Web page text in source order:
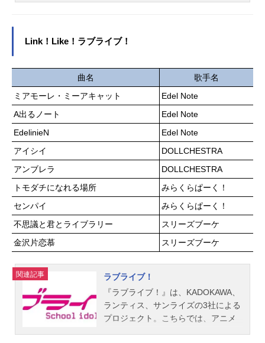
リリィ：橘めい野々山流＆ましゅー
風花青園せな：廣原ふうミーター：
士：橘龍丸神立矢須王：杉田智和
野々山桂一：笠間淳野々山汐：大原
めぐみ日の浦茉莉：遠藤綾バーナー
ドけんと：水島裕綿屋凛：大橋彩香
オリンズ：広瀬裕也ピヨピヨン・ポ
のイラストレーター“海月ヨル”歌で見
支えたい謎の作曲家“木村ちゃん”世界
から少しだけはみ出した少女たちは
匿名アーティスト“JELEE”を結成す
る。自分じゃない“私たち”なら——輝
けるかもしれない。作品名夜のクラ
ゲは泳げない放送形態TVアニメスケ
ジュール2024年4月6日（土）～2024
年6月22日（土）TOKYOMX・AT-X
ほか話数全12話キャスト光月まひ
る：伊藤美来山ノ内花音：高橋李依
渡瀬キウイ：富田美憂高梨・キム・
アヌーク・めい：島袋美由利みー
子：上坂すみれ瀬藤メロ：岡咲美保
柳桃子：首藤志奈鈴村あかり：天城
佳亜璃恵瑠：東山奈央小春：瀬戸麻
椎名へきるスタッフ原作：JELEE監
督：竹下良平シリーズ構成・脚本：
屋久ユウキキャラクター原案：popm
an3580キャラクターデザイン：谷口
Link！Like！ラブライブ！
曲名
歌手名
ミアモーレ・ミーアキャット
Edel Note
A出るノート
Edel Note
EdelinieN
Edel Note
アイシイ
DOLLCHESTRA
アンブレラ
DOLLCHESTRA
トモダチになれる場所
みらくらぱーく！
センパイ
みらくらぱーく！
不思議と君とライブラリー
スリーズブーケ
金沢片恋慕
スリーズブーケ
関連記事
ラブライブ！
『ラブライブ！』は、KADOKAWA、
ランティス、サンライズの3社による
プロジェクト。こちらでは、アニメ